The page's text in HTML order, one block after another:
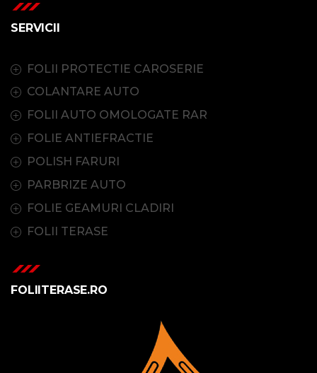
SERVICII
FOLII PROTECTIE CAROSERIE
COLANTARE AUTO
FOLII AUTO OMOLOGATE RAR
FOLIE ANTIEFRACTIE
POLISH FARURI
PARBRIZE AUTO
FOLIE GEAMURI CLADIRI
FOLII TERASE
FOLIITERASE.RO